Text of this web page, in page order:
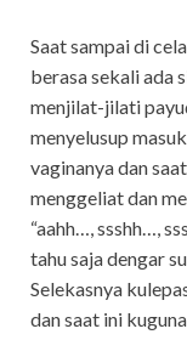
Saat sampai di
berasa sekali ada
menjilat-jilati
menyelusup
vaginanya dan
menggeliat dan
“aahh…, ssshh…,
tahu saja dengar
Selekasnya
dan saat ini